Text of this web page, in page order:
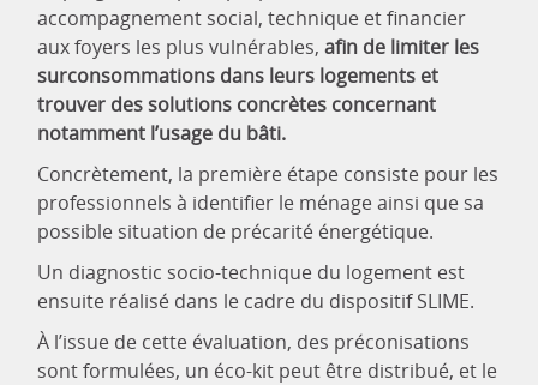
accompagnement social, technique et financier
aux foyers les plus vulnérables, afin de limiter les
surconsommations dans leurs logements et
trouver des solutions concrètes concernant
notamment l’usage du bâti.
Concrètement, la première étape consiste pour les
professionnels à identifier le ménage ainsi que sa
possible situation de précarité énergétique.
Un diagnostic socio-technique du logement est
ensuite réalisé dans le cadre du dispositif SLIME.
À l’issue de cette évaluation, des préconisations
sont formulées, un éco-kit peut être distribué, et le